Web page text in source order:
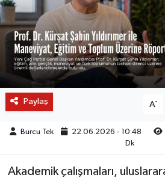
Paylaş A-
Burcu Tek 22.06.2026 - 10:48
Dk
Akademik çalışmaları,